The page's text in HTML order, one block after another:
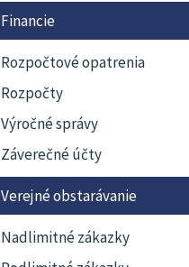
Financie
Rozpočtové opatrenia
Rozpočty
Výročné správy
Záverečné účty
Verejné obstarávanie
Nadlimitné zákazky